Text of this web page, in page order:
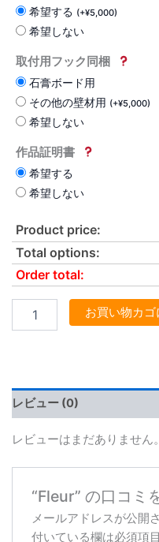
希望する (+¥5,000)
希望しない
取付用フック同梱
石膏ボード用
その他の壁材用 (+¥5,000)
希望しない
作品証明書
希望する
希望しない
Product price:
Total options:
Order total:
お買い物カゴ
レビュー (0)
レビューはまだありません。
“Fleur” の口コミ
メールアドレスが公開
付いている欄は必須項